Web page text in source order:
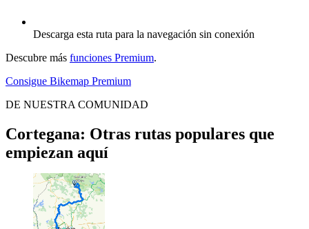
Descarga esta ruta para la navegación sin conexión
Descubre más funciones Premium.
Consigue Bikemap Premium
DE NUESTRA COMUNIDAD
Cortegana: Otras rutas populares que
empiezan aquí